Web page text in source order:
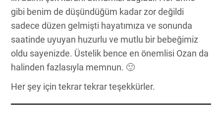
gibi benim de düşündüğüm kadar zor değildi
sadece düzen gelmişti hayatımıza ve sonunda
saatinde uyuyan huzurlu ve mutlu bir bebeğimiz
oldu sayenizde. Üstelik bence en önemlisi Ozan da
halinden fazlasıyla memnun. 🙂
Her şey için tekrar tekrar teşekkürler.